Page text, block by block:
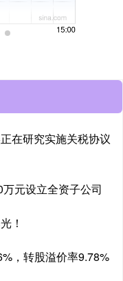
在研究实施关税协议
元设立全资子公司
！
，转股溢价率9.78%